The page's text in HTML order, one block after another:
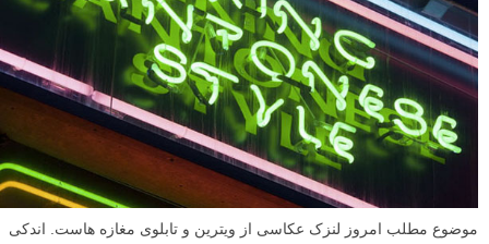
موضوع مطلب امروز لنزک عکاسی از ویترین و تابلوی مغازه هاست. اندکی